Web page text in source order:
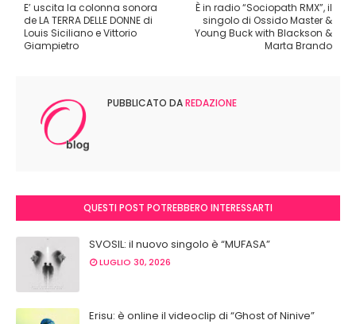
È in radio “Sociopath RMX”, il
singolo di Ossido Master &
Young Buck with Blackson &
Marta Brando
E’ uscita la colonna sonora
de LA TERRA DELLE DONNE di
Louis Siciliano e Vittorio
Giampietro
PUBBLICATO DAREDAZIONE
QUESTI POST POTREBBERO INTERESSARTI
SVOSIL: il nuovo singolo è “MUFASA”
LUGLIO 30, 2026
Erisu: è online il videoclip di “Ghost of Ninive”